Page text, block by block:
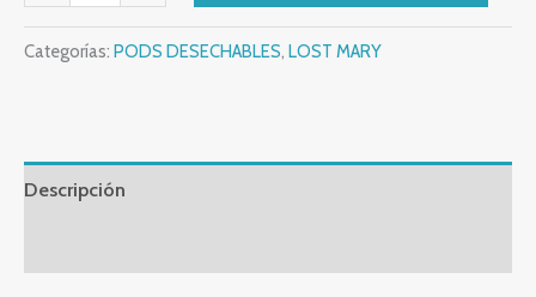
Categorías: PODS DESECHABLES, LOST MARY
Descripción